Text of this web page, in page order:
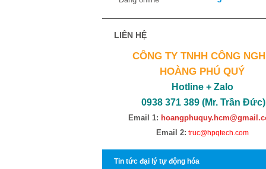
Tin tức đại lý tự động hóa
LIÊN HỆ
CÔNG TY TNHH CÔNG
HOÀNG PHÚ QUÝ
Hotline + Zalo
0938 371 389 (Mr. Trần Đức)
Email 1:
Email 2: truc@hpqtech.com